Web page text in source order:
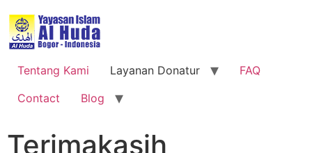
Tentang Kami Layanan Donatur
FAQ
Contact
Blog
Terimakasih